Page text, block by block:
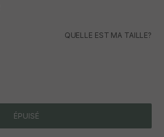
QUELLE EST MA TAILLE?
ÉPUISÉ